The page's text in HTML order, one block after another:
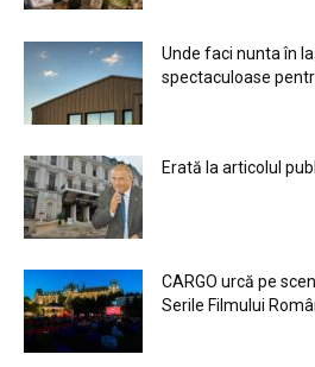
Unde faci nunta în
spectaculoase
Erată la articolul
CARGO urcă pe
Serile Filmului